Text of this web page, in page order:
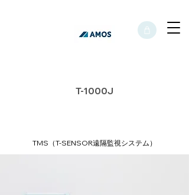
T-1000J
TMS（T-SENSOR遠隔監視システム）